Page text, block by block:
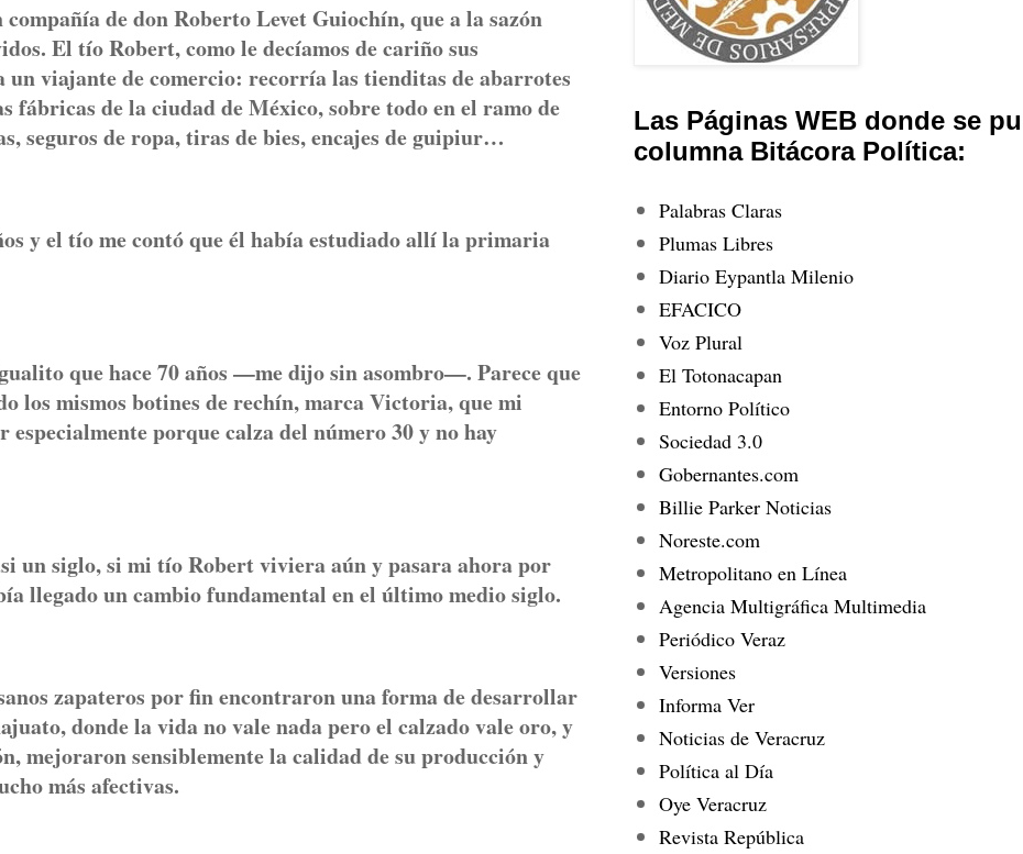
de don Roberto Levet Guiochín, que a la sazón
El tío Robert, como le decíamos de cariño sus
un viajante de comercio: recorría las tienditas de abarrotes
fábricas de la ciudad de México, sobre todo en el ramo de
seguros de ropa, tiras de bies, encajes de guipiur…
y el tío me contó que él había estudiado allí la primaria
que hace 70 años —me dijo sin asombro—. Parece que
los mismos botines de rechín, marca Victoria, que mi
porque calza del número 30 y no hay
siglo, si mi tío Robert viviera aún y pasara ahora por
llegado un cambio fundamental en el último medio siglo.
zapateros por fin encontraron una forma de desarrollar
donde la vida no vale nada pero el calzado vale oro, y
mejoraron sensiblemente la calidad de su producción y
más afectivas.
Las Páginas WEB donde se
columna Bitácora Política:
Palabras Claras
Plumas Libres
Diario Eypantla Milenio
EFACICO
Voz Plural
El Totonacapan
Entorno Político
Sociedad 3.0
Gobernantes.com
Billie Parker Noticias
Noreste.com
Metropolitano en Línea
Agencia Multigráfica Multimedia
Periódico Veraz
Versiones
Informa Ver
Noticias de Veracruz
Política al Día
Oye Veracruz
Revista República